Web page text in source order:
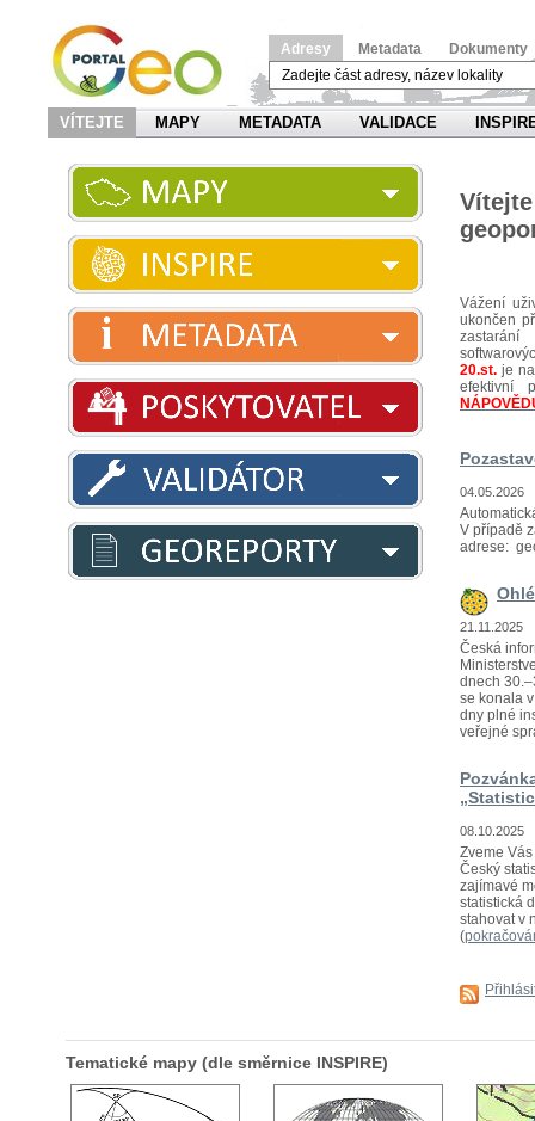
Adresy Metadata Dokumenty
VÍTEJTE MAPY METADATA VALIDACE
Vážení
ukončen
20.st. je
efektivní
04.05.2026
V případě
adrese:
21.11.2025
Česká
dnech
se konala
dny plné
veřejné
08.10.2025
Zveme
Český
zajímavé
statistická
stahovat v
(
Tematické mapy (dle směrnice INSPIRE)